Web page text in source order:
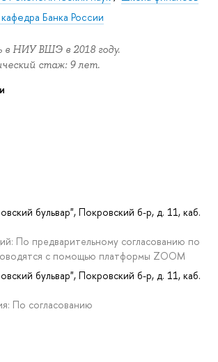
кафедра Банка России
в НИУ ВШЭ в 2018 году.
стаж: 9 лет.
бульвар", Покровский б-р, д. 11, каб.
По предварительному согласованию по
с помощью платформы ZOOM
бульвар", Покровский б-р, д. 11, каб.
По согласованию